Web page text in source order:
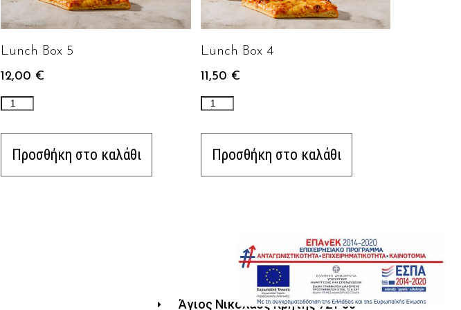
Lunch Box 5
12,00 €
Προσθήκη στο καλάθι
Lunch Box 4
11,50 €
Προσθήκη στο καλάθι
Άγιος Νικόλαος Κρήτης 721 00